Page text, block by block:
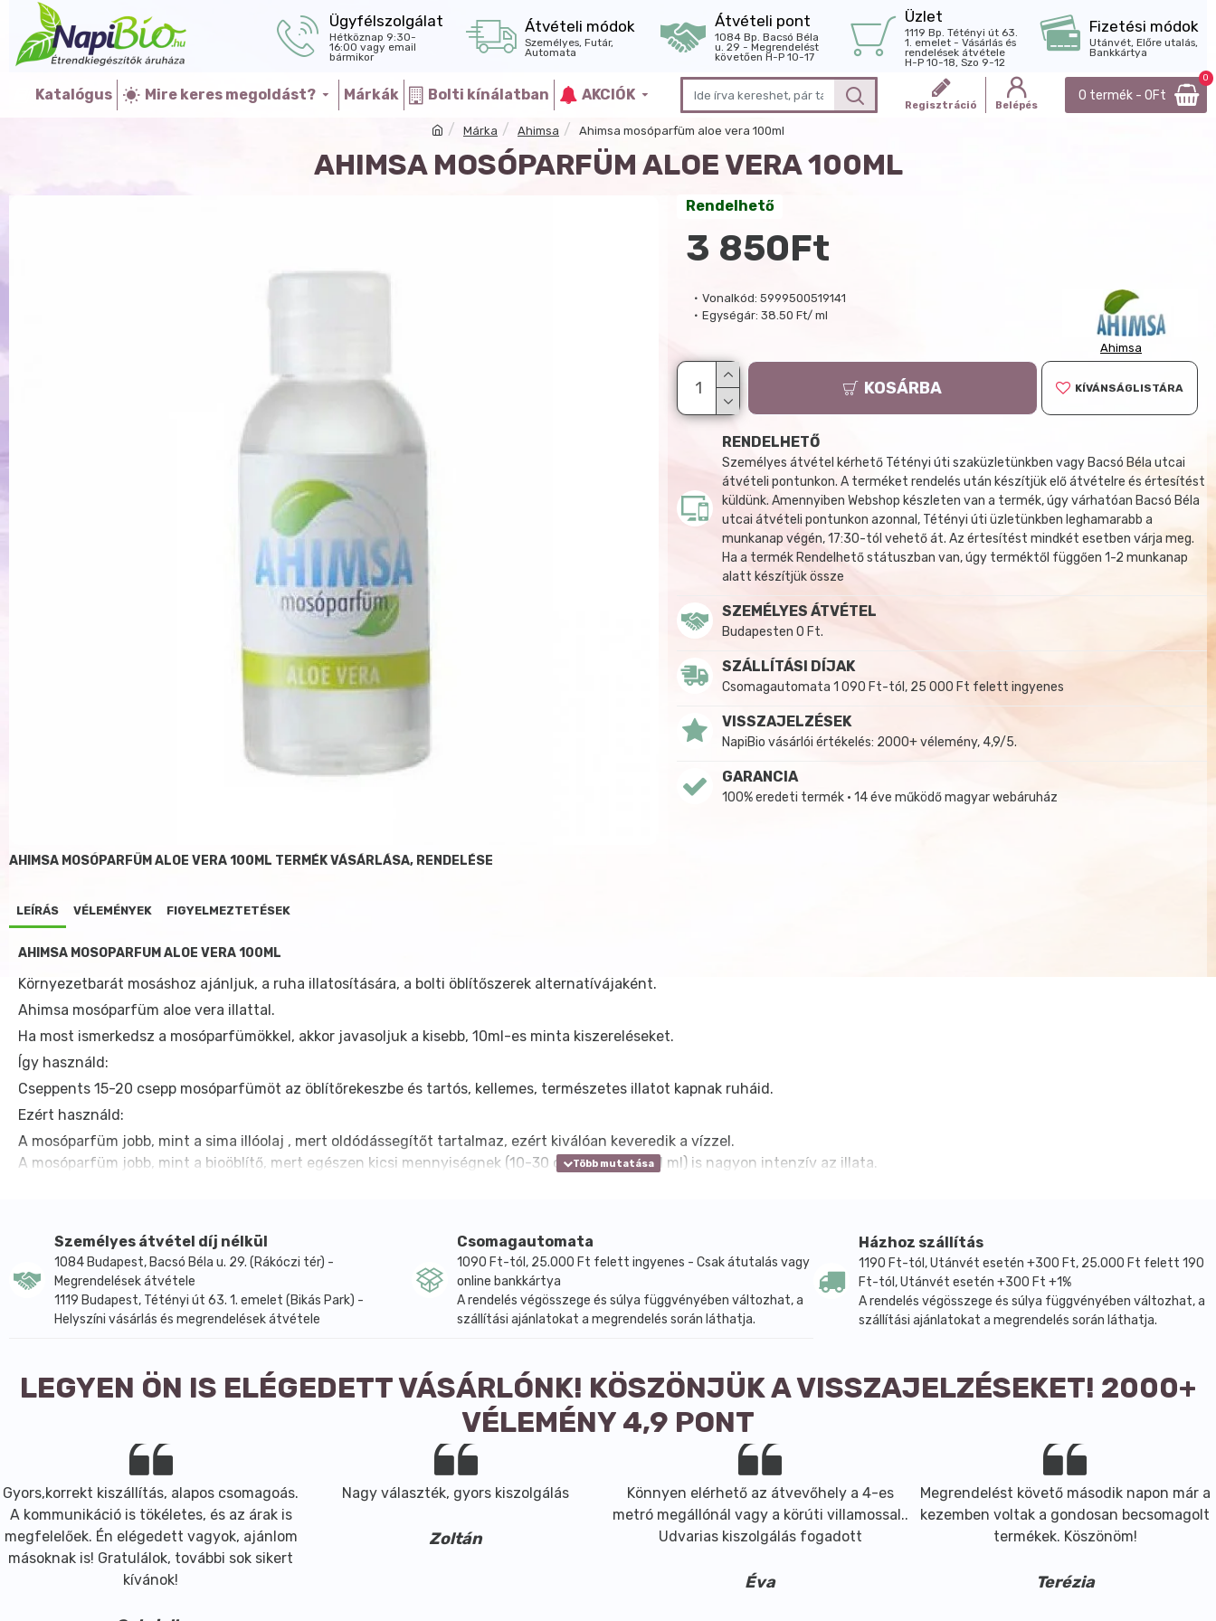
Ügyfélszolgálat
Hétköznap 9:30-
16:00 vagy email
bármikor
Átvételi módok
Személyes, Futár,
Automata
Átvételi pont
1084 Bp. Bacsó Béla
u. 29 - Megrendelést
követően H-P 10-17
Üzlet
1119 Bp. Tétényi út 63.
1. emelet - Vásárlás és
rendelések átvétele
H-P 10-18, Szo 9-12
Fizetési módok
Utánvét, Előre utalás,
Bankkártya
Katalógus Mire keres megoldást? Márkák Bolti kínálatban AKCIÓK
Regisztráció Belépés
0 termék - 0Ft
0
Márka Ahimsa Ahimsa mosóparfüm aloe vera 100ml
AHIMSA MOSÓPARFÜM ALOE VERA 100ML
Vonalkód: 5999500519141
Egységár: 38.50 Ft/ ml
Ahimsa
Rendelhető
3 850Ft
KOSÁRBA KÍVÁNSÁGLISTÁRA
RENDELHETŐ
Személyes átvétel kérhető Tétényi úti szaküzletünkben vagy Bacsó Béla utcai
átvételi pontunkon. A terméket rendelés után készítjük elő átvételre és értesítést
küldünk. Amennyiben Webshop készleten van a termék, úgy várhatóan Bacsó Béla
utcai átvételi pontunkon azonnal, Tétényi úti üzletünkben leghamarabb a
munkanap végén, 17:30-tól vehető át. Az értesítést mindkét esetben várja meg.
Ha a termék Rendelhető státuszban van, úgy terméktől függően 1-2 munkanap
alatt készítjük össze
SZEMÉLYES ÁTVÉTEL
Budapesten 0 Ft.
SZÁLLÍTÁSI DÍJAK
Csomagautomata 1 090 Ft-tól, 25 000 Ft felett ingyenes
VISSZAJELZÉSEK
NapiBio vásárlói értékelés: 2000+ vélemény, 4,9/5.
GARANCIA
100% eredeti termék • 14 éve működő magyar webáruház
AHIMSA MOSÓPARFÜM ALOE VERA 100ML TERMÉK VÁSÁRLÁSA, RENDELÉSE
LEÍRÁS VÉLEMÉNYEK FIGYELMEZTETÉSEK
AHIMSA MOSÓPARFÜM ALOE VERA 100ML
Környezetbarát mosáshoz ajánljuk, a ruha illatosítására, a bolti öblítőszerek alternatívájaként.
Ahimsa mosóparfüm aloe vera illattal.
Ha most ismerkedsz a mosóparfümökkel, akkor javasoljuk a kisebb, 10ml-es minta kiszereléseket.
Így használd:
Cseppents 15-20 csepp mosóparfümöt az öblítőrekeszbe és tartós, kellemes, természetes illatot kapnak ruháid.
Ezért használd:
A mosóparfüm jobb, mint a sima illóolaj , mert oldódássegítőt tartalmaz, ezért kiválóan keveredik a vízzel.
A mosóparfüm jobb, mint a bioöblítő, mert egészen kicsi mennyiségnek (10-30 csepp, de max. 1 ml) is nagyon intenzív az illata.
Személyes átvétel díj nélkül
1084 Budapest, Bacsó Béla u. 29. (Rákóczi tér) -
Megrendelések átvétele
1119 Budapest, Tétényi út 63. 1. emelet (Bikás Park) -
Helyszíni vásárlás és megrendelések átvétele
Csomagautomata
1090 Ft-tól, 25.000 Ft felett ingyenes - Csak átutalás vagy
online bankkártya
A rendelés végösszege és súlya függvényében változhat, a
szállítási ajánlatokat a megrendelés során láthatja.
Házhoz szállítás
1190 Ft-tól, Utánvét esetén +300 Ft, 25.000 Ft felett 190
Ft-tól, Utánvét esetén +300 Ft +1%
A rendelés végösszege és súlya függvényében változhat, a
szállítási ajánlatokat a megrendelés során láthatja.
LEGYEN ÖN IS ELÉGEDETT VÁSÁRLÓNK! KÖSZÖNJÜK A VISSZAJELZÉSEKET! 2000+
VÉLEMÉNY 4,9 PONT
Gyors,korrekt kiszállítás, alapos csomagoás.
A kommunikáció is tökéletes, és az árak is
megfelelőek. Én elégedett vagyok, ajánlom
másoknak is! Gratulálok, további sok sikert
kívánok!
Nagy választék, gyors kiszolgálás
Zoltán
Könnyen elérhető az átvevőhely a 4-es
metró megállónál vagy a körúti villamossal..
Udvarias kiszolgálás fogadott
Éva
Megrendelést követő második napon már a
kezemben voltak a gondosan becsomagolt
termékek. Köszönöm!
Terézia